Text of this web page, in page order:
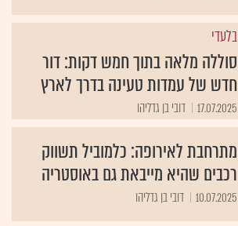
בלעדי
סוללה מלאה בתוך חמש דקות: דור
חדש של עמדות טעינה בדרך לארץ
17.07.2025 דובי בן גדליהו
מתרחבת לאירופה: כלמוביל תשווק
רכבים שהיא מייבאת גם באוסטריה
10.07.2025 דובי בן גדליהו